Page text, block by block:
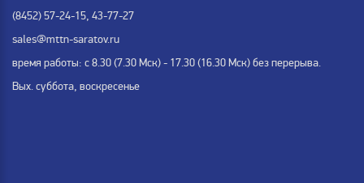
(8452) 57-24-15, 43-77-27
sales@mttn-saratov.ru
время работы: с 8.30 (7.30 Мск) - 17.30 (16.30 Мск) без перерыва.
Вых. суббота, воскресенье